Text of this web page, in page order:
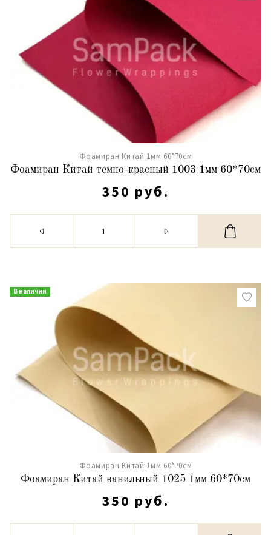
Фоамиран Китай 1мм 60*70см
Фоамиран Китай темно-красный 1003 1мм 60*70см
350 руб.
В наличии
Фоамиран Китай 1мм 60*70см
Фоамиран Китай ванильный 1025 1мм 60*70см
350 руб.